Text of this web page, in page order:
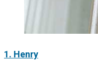
1. Henry